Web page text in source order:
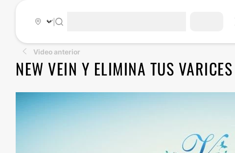
Video anterior
NEW VEIN Y ELIMINA TUS VARICES